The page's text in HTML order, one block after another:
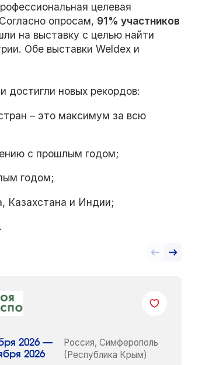
целевая
опросам, 91% участников
на выставку с целью найти
Обе выставки Weldex и
достигли новых рекордов:
– это максимум за всю
с прошлым годом;
годом;
Казахстана и Индии;
2026 —
2026
Россия, Симферополь
(Республика Крым)